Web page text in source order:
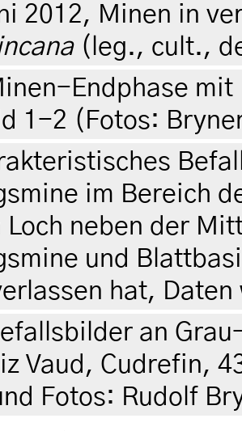
2012, Minen in
(leg., cult.,
Endphase mit
1-2 (Fotos:
im Bereich
Loch neben der
und
hat,
an
Vaud, Cudrefin,
Fotos: Rudolf